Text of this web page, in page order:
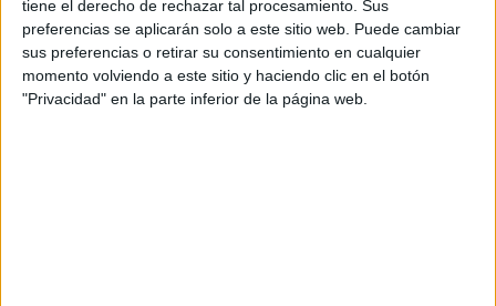
tiene el derecho de rechazar tal procesamiento. Sus
preferencias se aplicarán solo a este sitio web. Puede cambiar
sus preferencias o retirar su consentimiento en cualquier
momento volviendo a este sitio y haciendo clic en el botón
"Privacidad" en la parte inferior de la página web.